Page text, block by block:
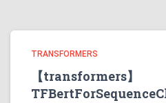
TRANSFORMERS
【transformers】